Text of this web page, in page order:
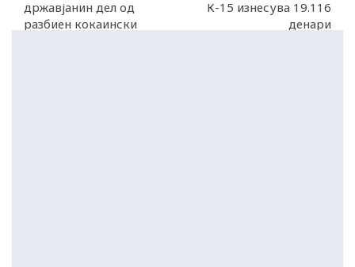
државјанин дел од
разбиен кокаински
К-15 изнесува 19.116
денари